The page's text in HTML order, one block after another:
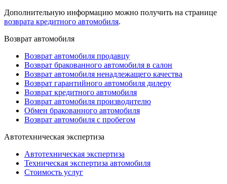
Дополнительную информацию можно получить на странице
возврата кредитного автомобиля.
Возврат автомобиля
Возврат автомобиля продавцу
Возврат бракованного автомобиля в салон
Возврат автомобиля ненадлежащего качества
Возврат гарантийного автомобиля дилеру
Возврат кредитного автомобиля
Возврат автомобиля производителю
Обмен бракованного автомобиля
Возврат автомобиля с пробегом
Автотехническая экспертиза
Автотехническая экспертиза
Техническая экспертиза автомобиля
Стоимость услуг